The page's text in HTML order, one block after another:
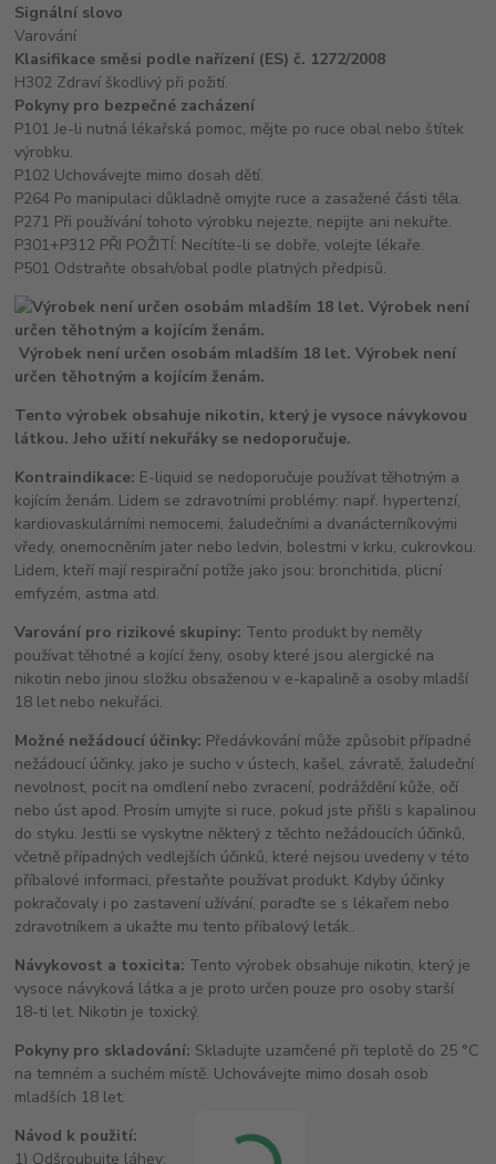
Signální slovo
Varování
Klasifikace směsi podle nařízení (ES) č. 1272/2008
H302 Zdraví škodlivý při požití.
Pokyny pro bezpečné zacházení
P101 Je-li nutná lékařská pomoc, mějte po ruce obal nebo štítek
výrobku.
P102 Uchovávejte mimo dosah dětí.
P264 Po manipulaci důkladně omyjte ruce a zasažené části těla.
P271 Při používání tohoto výrobku nejezte, nepijte ani nekuřte.
P301+P312 PŘI POŽITÍ: Necítíte-li se dobře, volejte lékaře.
P501 Odstraňte obsah/obal podle platných předpisů.
Výrobek není určen osobám mladším 18 let. Výrobek není
určen těhotným a kojícím ženám.
Tento výrobek obsahuje nikotin, který je vysoce návykovou
látkou. Jeho užití nekuřáky se nedoporučuje.
Kontraindikace: E-liquid se nedoporučuje používat těhotným a
kojícím ženám. Lidem se zdravotními problémy: např. hypertenzí,
kardiovaskulárními nemocemi, žaludečními a dvanácterníkovými
vředy, onemocněním jater nebo ledvin, bolestmi v krku, cukrovkou.
Lidem, kteří mají respirační potíže jako jsou: bronchitida, plicní
emfyzém, astma atd.
Varování pro rizikové skupiny: Tento produkt by neměly
používat těhotné a kojící ženy, osoby které jsou alergické na
nikotin nebo jinou složku obsaženou v e-kapalině a osoby mladší
18 let nebo nekuřáci.
Možné nežádoucí účinky: Předávkování může způsobit případné
nežádoucí účinky, jako je sucho v ústech, kašel, závratě, žaludeční
nevolnost, pocit na omdlení nebo zvracení, podráždění kůže, očí
nebo úst apod. Prosím umyjte si ruce, pokud jste přišli s kapalinou
do styku. Jestli se vyskytne některý z těchto nežádoucích účinků,
včetně případných vedlejších účinků, které nejsou uvedeny v této
příbalové informaci, přestaňte používat produkt. Kdyby účinky
pokračovaly i po zastavení užívání, poraďte se s lékařem nebo
zdravotníkem a ukažte mu tento příbalový leták..
Návykovost a toxicita: Tento výrobek obsahuje nikotin, který je
vysoce návyková látka a je proto určen pouze pro osoby starší
18-ti let. Nikotin je toxický.
Pokyny pro skladování: Skladujte uzamčené při teplotě do 25 °C
na temném a suchém místě. Uchovávejte mimo dosah osob
mladších 18 let.
Návod k použití:
1) Odšroubujte láhev;